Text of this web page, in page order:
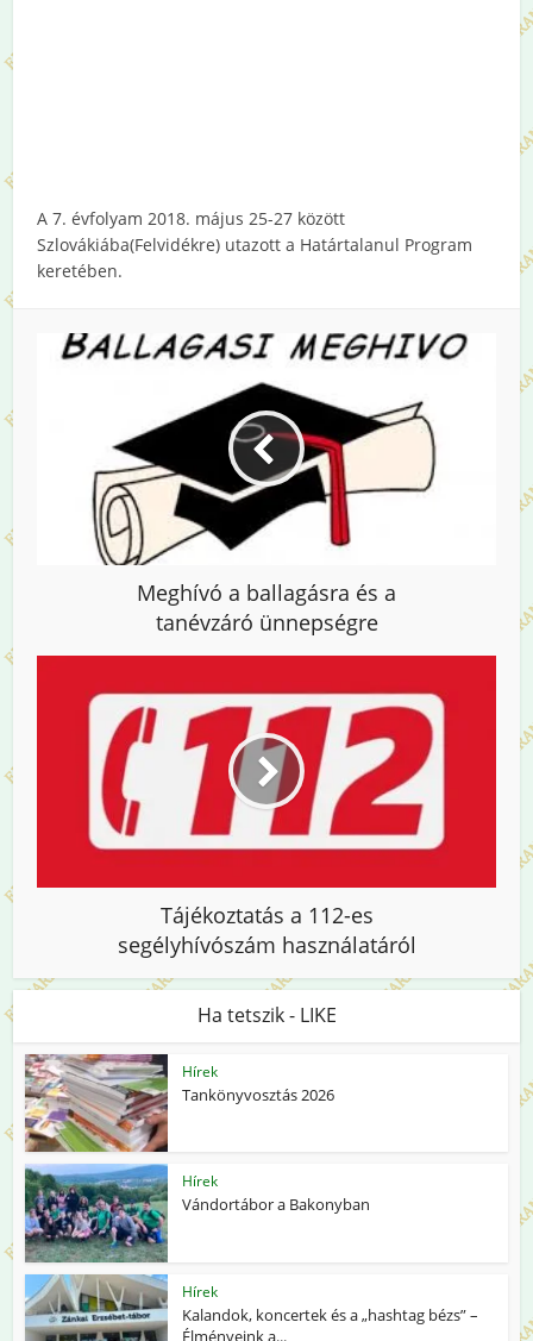
A 7. évfolyam 2018. május 25-27 között
Szlovákiába(Felvidékre) utazott a Határtalanul Program
keretében.
Meghívó a ballagásra és a
tanévzáró ünnepségre
Tájékoztatás a 112-es
segélyhívószám használatáról
Ha tetszik - LIKE
Hírek
Tankönyvosztás 2026
Hírek
Vándortábor a Bakonyban
Hírek
Kalandok, koncertek és a „hashtag bézs” –
Élményeink a...